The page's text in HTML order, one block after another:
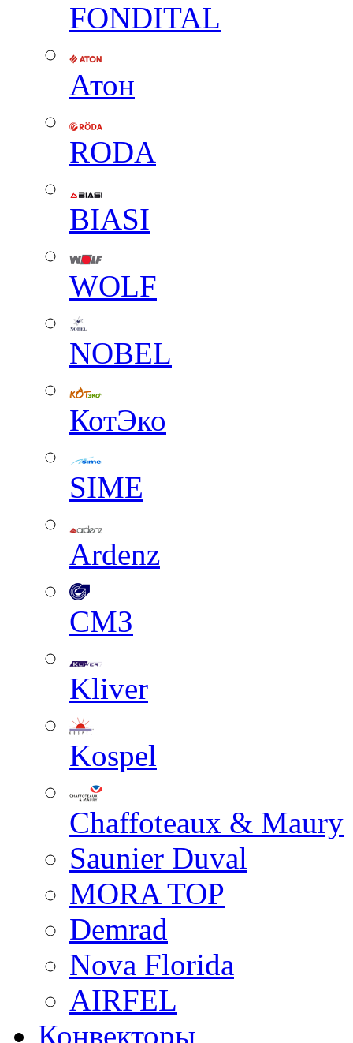
FONDITAL
Атон
RODA
BIASI
WOLF
NOBEL
КотЭко
SIME
Ardenz
СМЗ
Kliver
Kospel
Chaffoteaux & Maury
Saunier Duval
MORA TOP
Demrad
Nova Florida
AIRFEL
Конвекторы